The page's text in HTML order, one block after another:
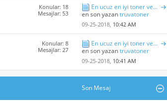
Konular: 18
Mesajlar: 53
En ucuz en iyi toner ve...
en son yazantruvatoner
09-25-2018, 10:42 AM
Konular: 8
Mesajlar: 27
En ucuz en iyi toner ve...
en son yazantruvatoner
09-25-2018, 10:41 AM
Son Mesaj